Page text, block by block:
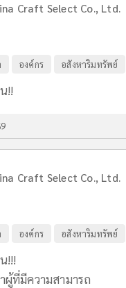
Craft Select Co., Ltd.
องค์กร อสังหาริมทรัพย์
!!
Craft Select Co., Ltd.
องค์กร อสังหาริมทรัพย์
!!!
ผู้ที่มีความสามารถ